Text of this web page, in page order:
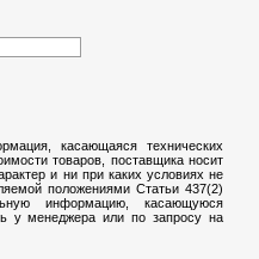
касающаяся технических
товаров, поставщика носит
и ни при каких условиях не
положениями Статьи 437(2)
информацию, касающуюся
у менеджера или по запросу на